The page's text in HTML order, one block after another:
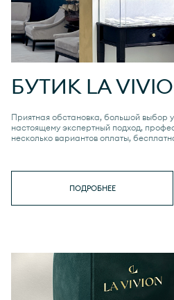
БУТИК LA
Приятная обстановка, большой выбор
настоящему экспертный подход,
несколько вариантов оплаты,
ПОДРОБНЕЕ